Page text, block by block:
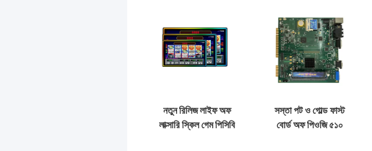
নতুন রিলিজ লাইফ অফ
লাক্সারি স্কিল গেম পিসিবি
সস্তা পট ও গোল্ড ফাস্ট
বোর্ড অফ পিওজি ৫১০